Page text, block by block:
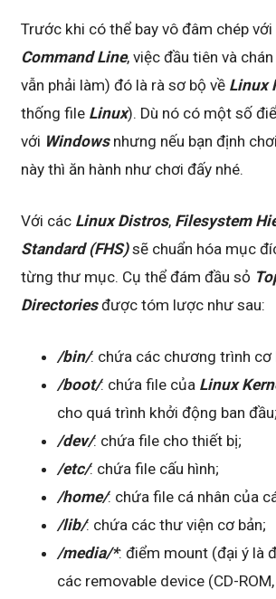
Trước khi có thể bay vô đâm chép với
Command Line, việc đầu tiên và
vẫn phải làm) đó là rà sơ bộ về Linux
thống file Linux). Dù nó có một số
với Windowsnhưng nếu bạn định
này thì ăn hành như chơi đấy nhé.
Với các Linux Distros, Filesystem
Standard (FHS)sẽ chuẩn hóa mục
từng thư mục. Cụ thể đám đầu sỏ
Directoriesđược tóm lược như sau:
/bin/: chứa các chương trình cơ
/boot/: chứa file của Linux
cho quá trình khởi động ban đầu;
/dev/: chứa file cho thiết bị;
/etc/: chứa file cấu hình;
/home/: chứa file cá nhân của
/lib/: chứa các thư viện cơ bản;
/media/*: điểm mount (đại ý là
các removable device (CD-